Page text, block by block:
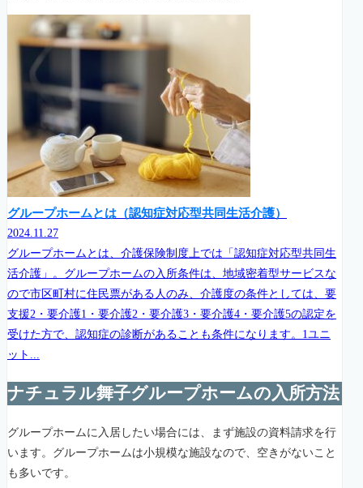
グループホームとは（認知症対応型共同生活介護）
2024.11.27
グループホームとは、介護保険制度上では「認知症対応型共同生
活介護」。グループホームの入所条件は、地域密着型サービスな
ので市区町村に住民票がある人のみ、介護度の条件としては、要
支援2・要介護1・要介護2・要介護3・要介護4・要介護5の認定を
受けた方で、認知症の診断があることも条件になります。1ユニ
ット...
ナチュラル舞子グループホームの入所方法
グループホームに入居したい場合には、まず施設の資料請求を行
います。グループホームは小規模な施設なので、空きがないこと
も多いです。